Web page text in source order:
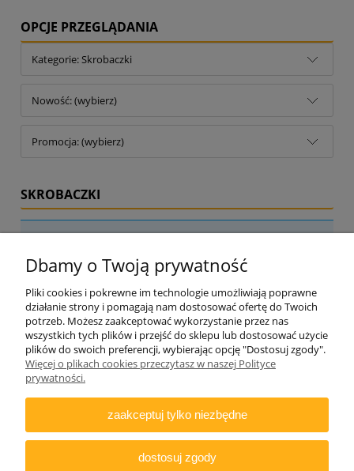
OPCJE PRZEGLĄDANIA
Kategorie: Skrobaczki
Nowość: (wybierz)
Promocja: (wybierz)
SKROBACZKI
ZAMAWIANIE
DODATKOWE
Dbamy o Twoją prywatność
Pliki cookies i pokrewne im technologie umożliwiają poprawne
działanie strony i pomagają nam dostosować ofertę do Twoich
potrzeb. Możesz zaakceptować wykorzystanie przez nas
wszystkich tych plików i przejść do sklepu lub dostosować użycie
plików do swoich preferencji, wybierając opcję "Dostosuj zgody".
Więcej o plikach cookies przeczytasz w naszej Polityce
prywatności.
zaakceptuj tylko niezbędne
dostosuj zgody